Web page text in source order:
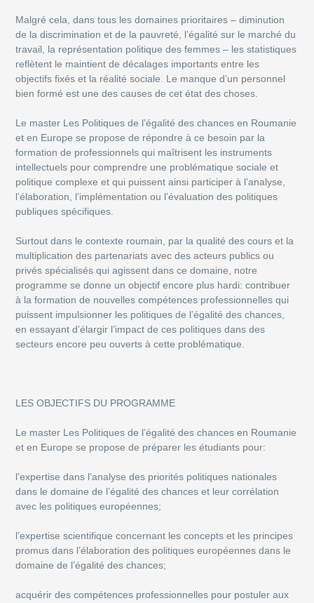
Malgré cela, dans tous les domaines prioritaires – diminution
de la discrimination et de la pauvreté, l’égalité sur le marché du
travail, la représentation politique des femmes – les statistiques
reflètent le maintient de décalages importants entre les
objectifs fixés et la réalité sociale. Le manque d’un personnel
bien formé est une des causes de cet état des choses.
Le master Les Politiques de l’égalité des chances en Roumanie
et en Europe se propose de répondre à ce besoin par la
formation de professionnels qui maîtrisent les instruments
intellectuels pour comprendre une problématique sociale et
politique complexe et qui puissent ainsi participer à l’analyse,
l’élaboration, l’implémentation ou l’évaluation des politiques
publiques spécifiques.
Surtout dans le contexte roumain, par la qualité des cours et la
multiplication des partenariats avec des acteurs publics ou
privés spécialisés qui agissent dans ce domaine, notre
programme se donne un objectif encore plus hardi: contribuer
à la formation de nouvelles compétences professionnelles qui
puissent impulsionner les politiques de l’égalité des chances,
en essayant d’élargir l’impact de ces politiques dans des
secteurs encore peu ouverts à cette problématique.
LES OBJECTIFS DU PROGRAMME
Le master Les Politiques de l’égalité des chances en Roumanie
et en Europe se propose de préparer les étudiants pour:
l’expertise dans l’analyse des priorités politiques nationales
dans le domaine de l’égalité des chances et leur corrélation
avec les politiques européennes;
l’expertise scientifique concernant les concepts et les principes
promus dans l’élaboration des politiques européennes dans le
domaine de l’égalité des chances;
acquérir des compétences professionnelles pour postuler aux